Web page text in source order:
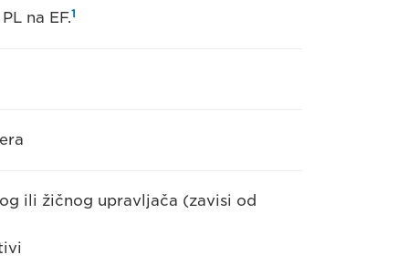
na EF.1
ili žičnog upravljača (zavisi od